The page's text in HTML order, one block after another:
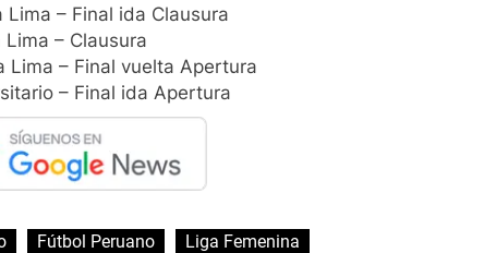
– Final ida Clausura
– Clausura
– Final vuelta Apertura
– Final ida Apertura
Fútbol Peruano
Liga Femenina